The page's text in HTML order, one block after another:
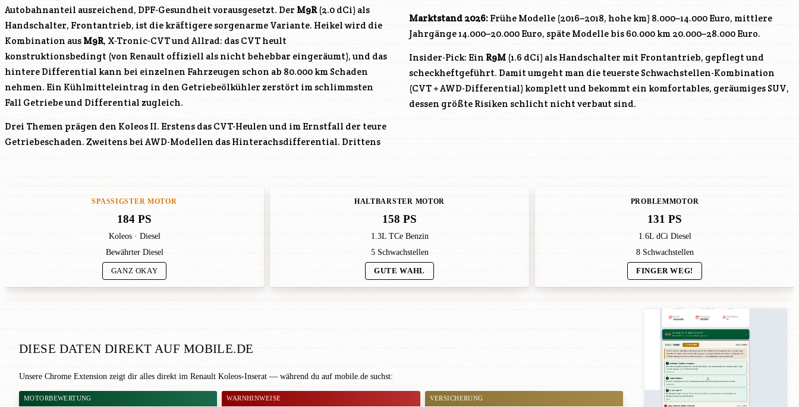
Autobahnanteil ausreichend, DPF-Gesundheit vorausgesetzt. Der M9R(2.0 dCi) als
Handschalter, Frontantrieb, ist die kräftigere sorgenarme Variante. Heikel wird die
Kombination aus M9R, X-Tronic-CVT und Allrad: das CVT heult
konstruktionsbedingt (von Renault offiziell als nicht behebbar eingeräumt), und das
hintere Differential kann bei einzelnen Fahrzeugen schon ab 80.000 km Schaden
nehmen. Ein Kühlmitteleintrag in den Getriebeölkühler zerstört im schlimmsten
Fall Getriebe und Differential zugleich.
Drei Themen prägen den Koleos II. Erstens das CVT-Heulen und im Ernstfall der teure
Getriebeschaden. Zweitens bei AWD-Modellen das Hinterachsdifferential. Drittens
Marktstand 2026: Frühe Modelle (2016–2018, hohe km) 8.000–14.000 Euro, mittlere
Jahrgänge 14.000–20.000 Euro, späte Modelle bis 60.000 km 20.000–28.000 Euro.
Insider-Pick: Ein R9M (1.6 dCi) als Handschalter mit Frontantrieb, gepflegt und
scheckheftgeführt. Damit umgeht man die teuerste Schwachstellen-Kombination
(CVT + AWD-Differential) komplett und bekommt ein komfortables, geräumiges SUV,
dessen größte Risiken schlicht nicht verbaut sind.
SPASSIGSTER MOTOR
184 PS
Koleos · Diesel
Bewährter Diesel
GANZ OKAY
HALTBARSTER MOTOR
158 PS
1.3L TCe Benzin
5 Schwachstellen
GUTE WAHL
PROBLEMMOTOR
131 PS
1.6L dCi Diesel
8 Schwachstellen
FINGER WEG!
DIESE DATEN DIREKT AUF MOBILE.DE
Unsere Chrome Extension zeigt dir alles direkt im Renault Koleos-Inserat — während du auf mobile.de suchst:
MOTORBEWERTUNG WARNHINWEISE VERSICHERUNG